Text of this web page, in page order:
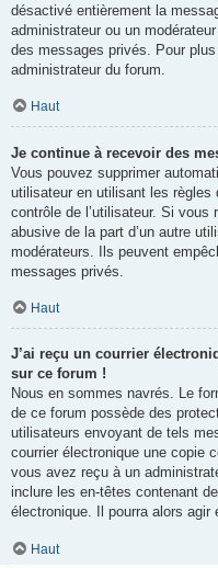
désactivé entièrement la
administrateur ou un
des messages privés. Pour
administrateur du forum.
Haut
Je continue à recevoir des
Vous pouvez supprimer
utilisateur en utilisant les règles
contrôle de l’utilisateur. Si
abusive de la part d’un autre
modérateurs. Ils peuvent
messages privés.
Haut
J’ai reçu un courrier
sur ce forum !
Nous en sommes navrés. Le
de ce forum possède des
utilisateurs envoyant de tels
courrier électronique une copie
vous avez reçu à un
inclure les en-têtes contenant
électronique. Il pourra alors agir
Haut